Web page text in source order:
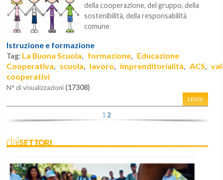
della cooperazione, del gruppo, della
sostenibilità, della responsabilità
comune
Istruzione e formazione
Tag: La Buona Scuola, formazione, Educazione
Cooperativa, scuola, lavoro, imprenditorialità,ACS,
cooperativi
N° di visualizzazioni (17308)
LEGGI
1 2
daiSETTORI